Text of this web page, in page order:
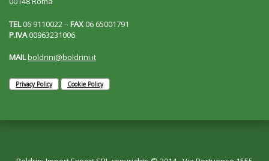
TEL06 9110022 – FAX06 65001791
P.IVA00963231006
MAILboldrini@boldrini.it
Privacy Policy Cookie Policy